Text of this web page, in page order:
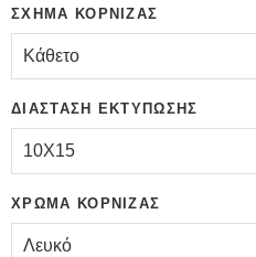
ΣΧΉΜΑ ΚΟΡΝΊΖΑΣ
ΔΙΆΣΤΑΣΗ ΕΚΤΎΠΩΣΗΣ
ΧΡΏΜΑ ΚΟΡΝΊΖΑΣ